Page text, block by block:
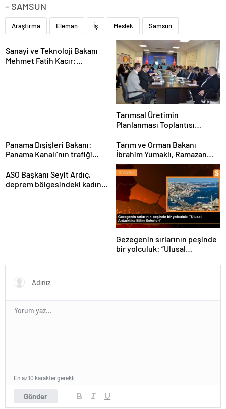
– SAMSUN
Araştırma Eleman İş Meslek Samsun
Sanayi ve Teknoloji Bakanı
Mehmet Fatih Kacır:
Tarımsal Üretimin
Planlanması Toplantısı
Panama Dışişleri Bakanı:
Panama Kanalı’nın trafiği
Tarım ve Orman Bakanı
İbrahim Yumaklı, Ramazan
denetimlerini
sıklaştırdıklarını açıkladı
ASO Başkanı Seyit Ardıç,
deprem bölgesindeki kadın
Gezegenin sırlarının peşinde
bir yolculuk: “Ulusal
Gönder
En az 10 karakter gerekli